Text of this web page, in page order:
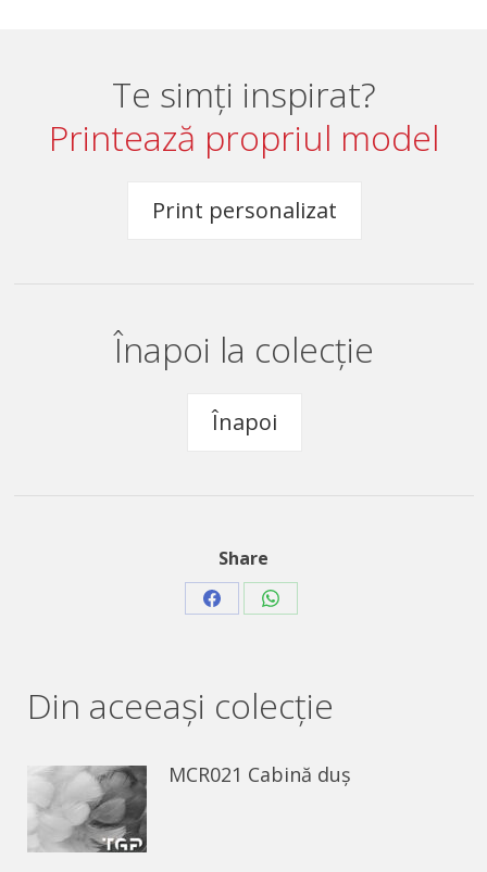
Te simți inspirat?
Printează propriul model
Print personalizat
Înapoi la colecție
Înapoi
Share
Share Share
Din aceeaşi colecție
MCR021 Cabină duș